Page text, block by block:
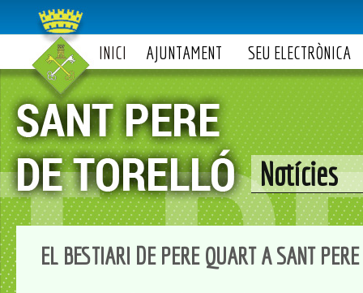
INICI AJUNTAMENT SEU ELECTRÒNICA
Notícies
EL BESTIARI DE PERE QUART A SANT